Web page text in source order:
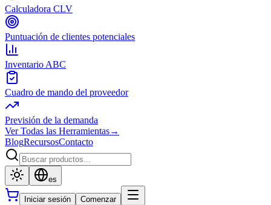
Calculadora CLV
Puntuación de clientes potenciales
Inventario ABC
Cuadro de mando del proveedor
Previsión de la demanda
Ver Todas las Herramientas→
BlogRecursosContacto
es
Iniciar sesión Comenzar